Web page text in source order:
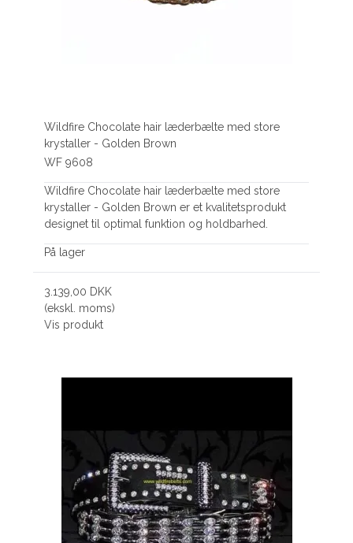
Wildfire Chocolate hair læderbælte med store
krystaller - Golden Brown
WF 9608
Wildfire Chocolate hair læderbælte med store
krystaller - Golden Brown er et kvalitetsprodukt
designet til optimal funktion og holdbarhed.
På lager
3.139,00 DKK
(ekskl. moms)
Vis produkt